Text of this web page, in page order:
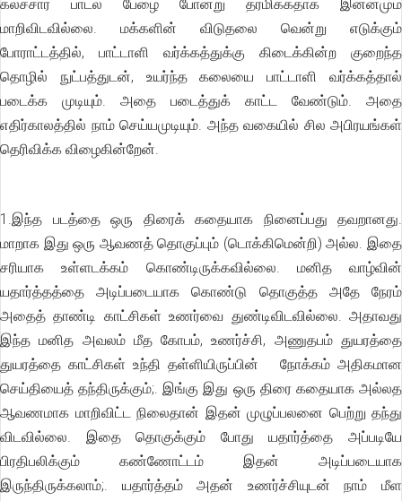
கலச்சார பாடல் பேழை போன்று தரமிக்கதாக இன்னமும்
மாறிவிடவில்லை. மக்களின் விடுதலை வென்று எடுக்கும்
போராட்டத்தில், பாட்டாளி வர்க்கத்துக்கு கிடைக்கின்ற குறைந்த
தொழில் நுட்பத்துடன், உயர்ந்த கலையை பாட்டாளி வர்க்கத்தால்
படைக்க முடியும். அதை படைத்துக் காட்ட வேண்டும். அதை
எதிர்காலத்தில் நாம் செய்யமுடியும். அந்த வகையில் சில அபிரயங்கள்
தெரிவிக்க விழைகின்றேன்.
1.இந்த படத்தை ஒரு திரைக் கதையாக நினைப்பது தவறானது.
மாறாக இது ஒரு ஆவணத் தொகுப்பும் (டொக்கிமென்றி) அல்ல. இதை
சரியாக உள்ளடக்கம் கொண்டிருக்கவில்லை. மனித வாழ்வின்
யதார்த்தத்தை அடிப்படையாக கொண்டு தொகுத்த அதே நேரம்
அதைத் தாண்டி காட்சிகள் உணர்வை துண்டிவிடவில்லை. அதாவது
இந்த மனித அவலம் மீத கோபம், உணர்ச்சி, அணுதபம் துயரத்தை
துயரத்தை காட்சிகள் உந்தி தள்ளியிருப்பின் நோக்கம் அதிகமான
செய்தியைத் தந்திருக்கும்;. இங்கு இது ஒரு திரை கதையாக அல்லத
ஆவணமாக மாறிவிட்ட நிலைதான் இதன் முழுப்பலனை பெற்று தந்து
விடவில்லை. இதை தொகுக்கும் போது யதார்த்தை அப்படியே
பிரதிபலிக்கும் கண்ணோட்டம் இதன் அடிப்படையாக
இருந்திருக்கலாம்;. யதார்த்தம் அதன் உணர்ச்சியுடன் நாம் மீள